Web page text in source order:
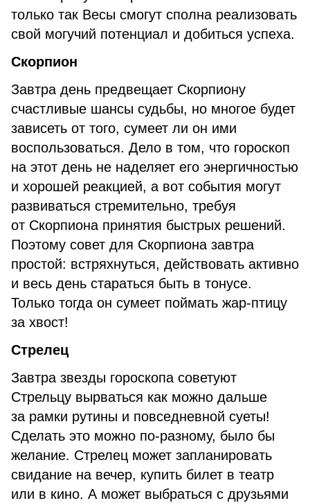
только так Весы смогут сполна реализовать
свой могучий потенциал и добиться успеха.
Скорпион
Завтра день предвещает Скорпиону
счастливые шансы судьбы, но многое будет
зависеть от того, сумеет ли он ими
воспользоваться. Дело в том, что гороскоп
на этот день не наделяет его энергичностью
и хорошей реакцией, а вот события могут
развиваться стремительно, требуя
от Скорпиона принятия быстрых решений.
Поэтому совет для Скорпиона завтра
простой: встряхнуться, действовать активно
и весь день стараться быть в тонусе.
Только тогда он сумеет поймать жар-птицу
за хвост!
Стрелец
Завтра звезды гороскопа советуют
Стрельцу вырваться как можно дальше
за рамки рутины и повседневной суеты!
Сделать это можно по-разному, было бы
желание. Стрелец может запланировать
свидание на вечер, купить билет в театр
или в кино. А может выбраться с друзьями